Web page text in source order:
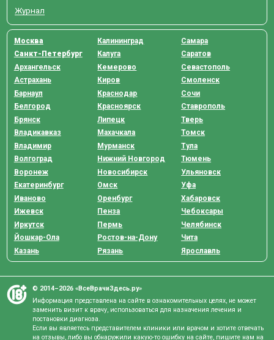
Журнал
Москва
Санкт-Петербург
Архангельск
Астрахань
Барнаул
Белгород
Брянск
Владикавказ
Владимир
Волгоград
Воронеж
Екатеринбург
Иваново
Ижевск
Иркутск
Йошкар-Ола
Казань
Калининград
Калуга
Кемерово
Киров
Краснодар
Красноярск
Липецк
Махачкала
Мурманск
Нижний Новгород
Новосибирск
Омск
Оренбург
Пенза
Пермь
Ростов-на-Дону
Рязань
Самара
Саратов
Севастополь
Смоленск
Сочи
Ставрополь
Тверь
Томск
Тула
Тюмень
Ульяновск
Уфа
Хабаровск
Чебоксары
Челябинск
Чита
Ярославль
© 2014–2026 «ВсеВрачиЗдесь.ру»
Информация представлена на сайте в ознакомительных целях, не может
заменить визит к врачу, использоваться для назначения лечения и
постановки диагноза.
Если вы являетесь представителем клиники или врачом и хотите отвечать
на отзывы, либо вы обнаружили какую-то ошибку на сайте, пишите нам на